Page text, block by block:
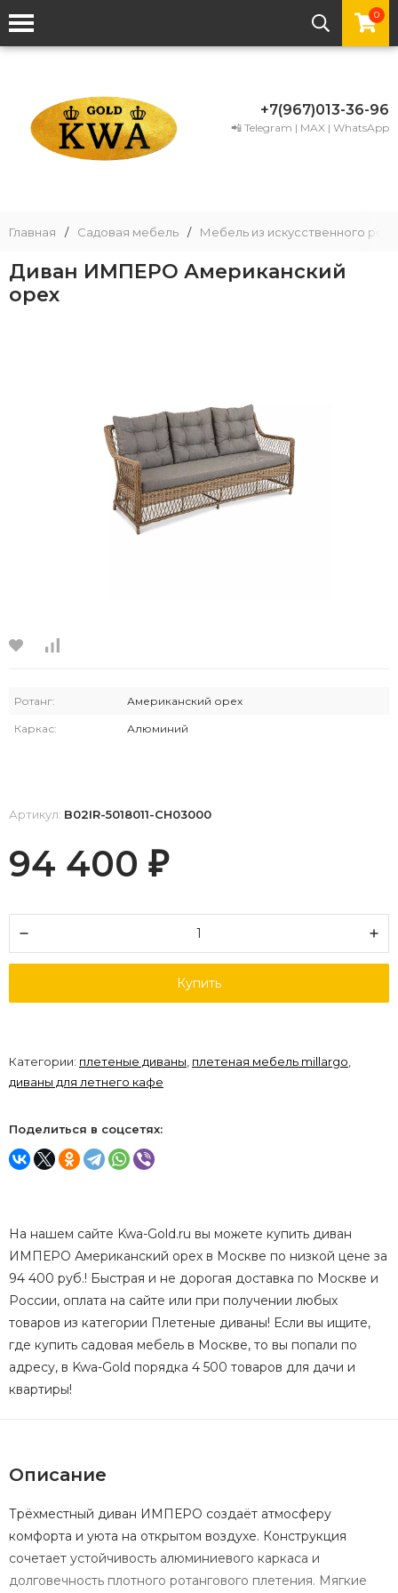
0
+7(967)013-36-96
📲 Telegram | MAX | WhatsApp
Главная / Садовая мебель / Мебель из искусственного
Диван ИМПЕРО Американский
орех
Ротанг: Американский орех
Каркас: Алюминий
Артикул: B02IR-5018011-CH03000
94 400 ₽
Купить
Категории: плетеные диваны плетеная мебель millargo
диваны для летнего кафе
Поделиться в соцсетях:
На нашем сайте Kwa-Gold.ru вы можете купить диван
ИМПЕРО Американский орех в Москве по низкой цене за
94 400 руб.! Быстрая и не дорогая доставка по Москве и
России, оплата на сайте или при получении любых
товаров из категории Плетеные диваны! Если вы ищите,
где купить садовая мебель в Москве, то вы попали по
адресу, в Kwa-Gold порядка 4 500 товаров для дачи и
квартиры!
Описание
Трёхместный диван ИМПЕРО создаёт атмосферу
комфорта и уюта на открытом воздухе. Конструкция
сочетает устойчивость алюминиевого каркаса и
долговечность плотного ротангового плетения. Мягкие